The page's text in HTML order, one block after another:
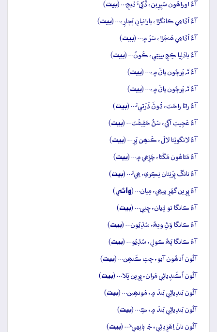
آءُ اوراھُون سُپِرِين، ڏُکِيءَ ڏيجِ… (بيت)
آءُ اُڏامِي ڪانگڙا، پارانڀانِ پَچارِ،… (بيت)
آءُ اُڏامِي ھَنجَڙا، سَرَ ۾… (بيت)
آءُ بادَلِيا ڪِجِ بينِتِي، ڪَونُ… (بيت)
آءُ تَہ پَرچُون پاڻَ ۾،… (بيت)
آءُ تَہ پَرچُون پاڻَ ۾،… (بيت)
آءُ راڻا راحَتَ، ڌُوڻَ ڌَرَتيءَ… (بيت)
آءُ عَجِيبَ اَڳي، سُڻُ حَقِيقَتَ… (بيت)
آءُ لانگوٽِئا لالَ، ڪَنھِن پَرِ… (بيت)
آءُ مَٿاھُون مَڱڻا، چَڙِهي ۾… (بيت)
آءُ نانگَ ٻِرَنِئان نِڪِري، ھِيءَ… (بيت)
آءُ پِرِين گهَرِ پيھِي، مِيان… (وائِي)
آءُ ڪانگا تو ڏِيان، چِٺِي… (بيت)
آءُ ڪانگا وَڻِ ويھُ، سُڌِيُون… (بيت)
آءُ ڪانگا ٻَھُ ڪولِ، سُڌِيُو… (بيت)
آئُون اُتاھُون آيو، جِتِ ڪَنھِن… (بيت)
آئُون اُڪَنڊِيائِي مَران، پِرِين ڀَلا… (بيت)
آئُون بَندِياڻِي بَندَ ۾، مُونھِين… (بيت)
آئُون بَندِياڻِي بَندَ ۾، ڪِ… (بيت)
آئُون تانۡ اِھَڙِيائِي، جَا ٻانِهيءَ… (بيت)